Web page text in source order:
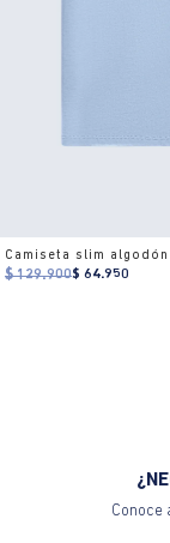
Camiseta slim
$ 129.900$ 64.950
Conoce